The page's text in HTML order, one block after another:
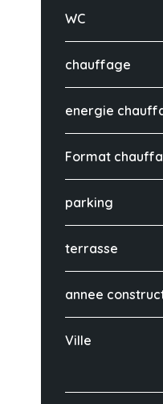
WC
chauffage
energie
Format
parking
terrasse
annee
Ville